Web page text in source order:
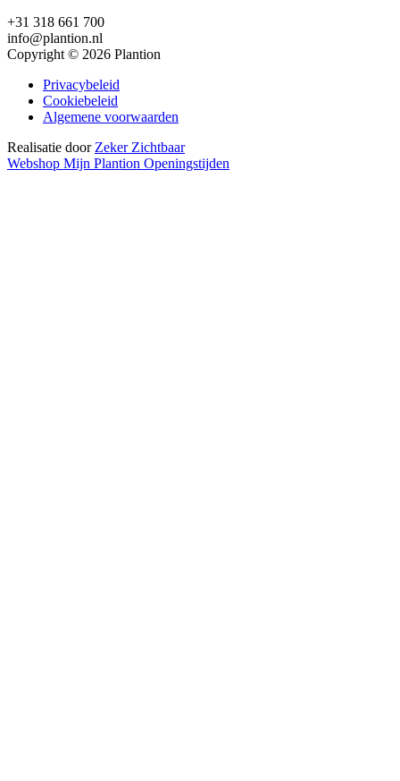
+31 318 661 700
info@plantion.nl
Copyright © 2026 Plantion
Privacybeleid
Cookiebeleid
Algemene voorwaarden
Realisatie door Zeker Zichtbaar
Webshop Mijn Plantion Openingstijden